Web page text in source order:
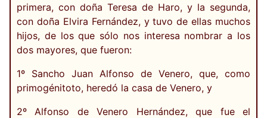
primera, con doña Teresa de Haro, y la segunda,
con doña Elvira Fernández, y tuvo de ellas muchos
hijos, de los que sólo nos interesa nombrar a los
dos mayores, que fueron:
1º Sancho Juan Alfonso de Venero, que, como
primogénitoto, heredó la casa de Venero, y
2º Alfonso de Venero Hernández, que fue el